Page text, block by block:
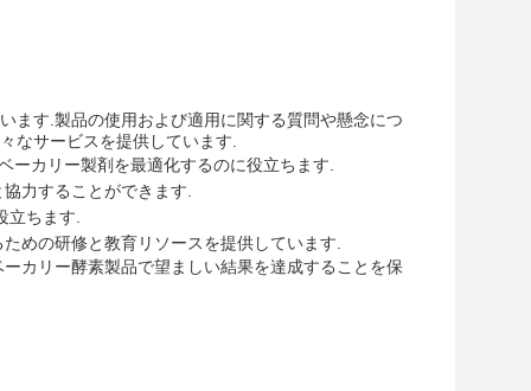
ます.製品の使用および適用に関する質問や懸念につ
なサービスを提供しています.
カリー製剤を最適化するのに役立ちます.
力することができます.
立ちます.
めの研修と教育リソースを提供しています.
カリー酵素製品で望ましい結果を達成することを保